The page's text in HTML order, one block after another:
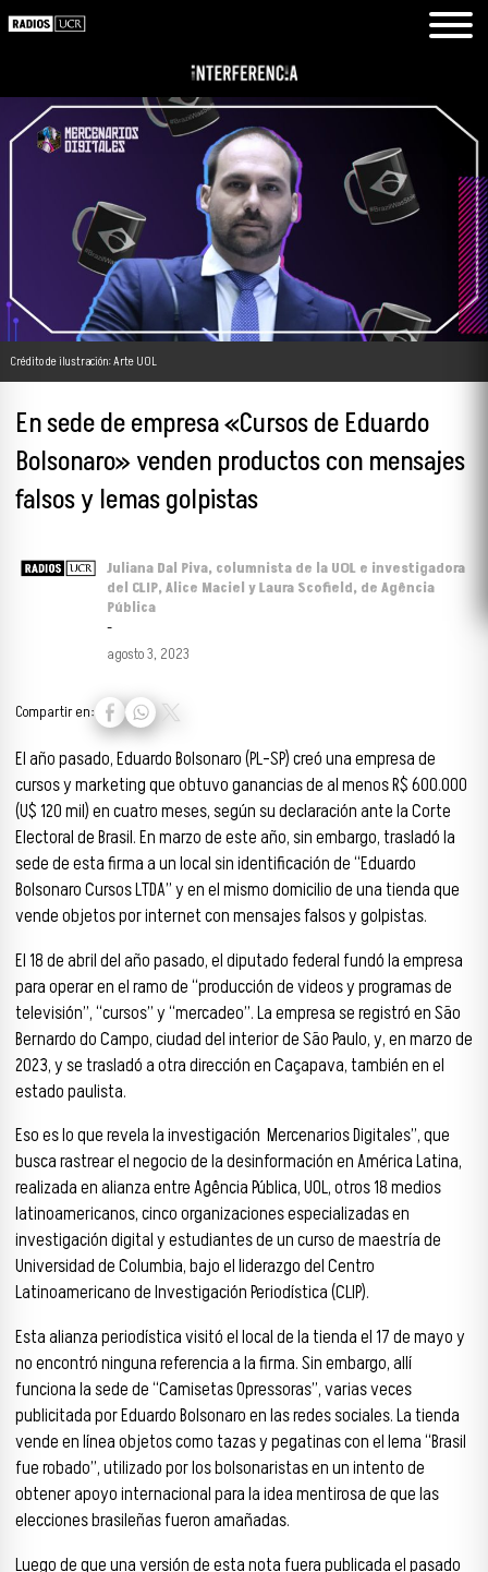
Crédito de ilustración: Arte UOL
En sede de empresa «Cursos de Eduardo
Bolsonaro» venden productos con mensajes
falsos y lemas golpistas
​​Juliana Dal Piva, columnista de la UOL e investigadora
del CLIP, Alice Maciel y Laura Scofield, de Agência
Pública
-
agosto 3, 2023
Compartir en:
El año pasado, Eduardo Bolsonaro (PL-SP) creó una empresa de
cursos y marketing que obtuvo ganancias de al menos R$ 600.000
(U$ 120 mil) en cuatro meses, según su declaración ante la Corte
Electoral de Brasil. En marzo de este año, sin embargo, trasladó la
sede de esta firma a un local sin identificación de “Eduardo
Bolsonaro Cursos LTDA” y en el mismo domicilio de una tienda que
vende objetos por internet con mensajes falsos y golpistas.
El 18 de abril del año pasado, el diputado federal fundó la empresa
para operar en el ramo de “producción de videos y programas de
televisión”, “cursos” y “mercadeo”. La empresa se registró en São
Bernardo do Campo, ciudad del interior de São Paulo, y, en marzo de
2023, y se trasladó a otra dirección en Caçapava, también en el
estado paulista.
Eso es lo que revela la investigación Mercenarios Digitales”, que
busca rastrear el negocio de la desinformación en América Latina,
realizada en alianza entre Agência Pública, UOL, otros 18 medios
latinoamericanos, cinco organizaciones especializadas en
investigación digital y estudiantes de un curso de maestría de
Universidad de Columbia, bajo el liderazgo del Centro
Latinoamericano de Investigación Periodística (CLIP).
Esta alianza periodística visitó el local de la tienda el 17 de mayo y
no encontró ninguna referencia a la firma. Sin embargo, allí
funciona la sede de “Camisetas Opressoras”, varias veces
publicitada por Eduardo Bolsonaro en las redes sociales. La tienda
vende en línea objetos como tazas y pegatinas con el lema “Brasil
fue robado”, utilizado por los bolsonaristas en un intento de
obtener apoyo internacional para la idea mentirosa de que las
elecciones brasileñas fueron amañadas.
Luego de queuna versiónde esta nota fuera publicada el pasado